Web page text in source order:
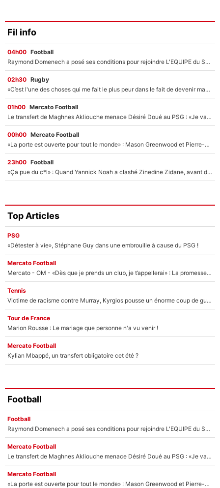
Fil info
04h00 Football
Raymond Domenech a posé ses conditions pour rejoindre L'EQUIPE du Soir : Il refuse de faire l'émission avec un autre chroniqueur !
02h30 Rugby
«C’est l'une des choses qui me fait le plus peur dans le fait de devenir maman» : En couple avec Antoine Dupont, Iris Mittenaere s'inquiète déjà pour ses futurs enfants !
01h00 Mercato Football
Le transfert de Maghnes Akliouche menace Désiré Doué au PSG : «Je valide à 200%»
00h00 Mercato Football
«La porte est ouverte pour tout le monde» : Mason Greenwood et Pierre-Emerick Aubameyang ont quitté l'OM, Amine Gouiri balance sur la suite du mercato et sur la réaction du vestiaire !
23h00 Football
«Ça pue du c*l» : Quand Yannick Noah a clashé Zinedine Zidane, avant de se faire recadrer par le nouveau sélectionneur de l'équipe de France !
Top Articles
PSG
«Détester à vie», Stéphane Guy dans une embrouille à cause du PSG !
Mercato Football
Mercato - OM - «Dès que je prends un club, je t’appellerai» : La promesse de Marcelino au moment de claquer la porte
Tennis
Victime de racisme contre Murray, Kyrgios pousse un énorme coup de gueule !
Tour de France
Marion Rousse : Le mariage que personne n'a vu venir !
Mercato Football
Kylian Mbappé, un transfert obligatoire cet été ?
Football
Football
Raymond Domenech a posé ses conditions pour rejoindre L'EQUIPE du Soir : Il refuse de faire l'émission avec un autre chroniqueur !
Mercato Football
Le transfert de Maghnes Akliouche menace Désiré Doué au PSG : «Je valide à 200%»
Mercato Football
«La porte est ouverte pour tout le monde» : Mason Greenwood et Pierre-Emerick Aubameyang ont quitté l'OM, Amine Gouiri balance sur la suite du mercato et sur la réaction du vestiaire !